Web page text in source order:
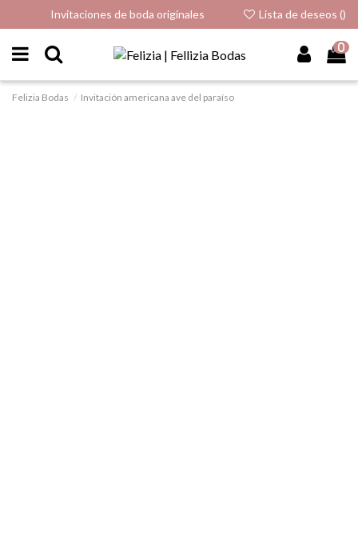
Invitaciones de boda originales Lista de deseos ()
0
Felizia Bodas Invitación americana ave del paraíso